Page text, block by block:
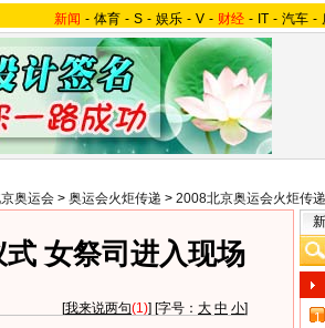
新闻 - 体育 - S - 娱乐 - V - 财经 - IT - 汽车 -
奥运会 > 奥运会火炬传递 > 2008北京奥运会火炬传
女祭司进入现场
[我来说两句(1)] [字号： 大 中 小]
1